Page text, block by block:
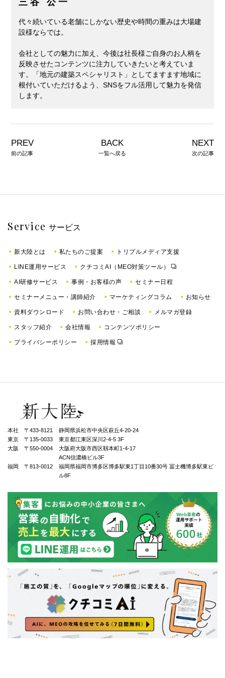
三谷 公一
代々続いている老舗にしかない歴史や時間の重みは大場建
設様ならでは。
会社としての魅力に加え、今後は社長様ご自身のお人柄を
反映させたコンテンツに注力していきたいと考えていま
す。「地元の建築スペシャリスト」としてますます地域に
根付いていただけるよう、SNSをフル活用して魅力を発信
します。
PREV
前の記事
BACK
一覧へ戻る
NEXT
次の記事
Service サービス
新大陸とは 私たちのご提案 トリプルメディア支援
LINE運用サービス クチコミAI（MEO対策ツール）
AI研修サービス 事例・お客様の声 セミナー日程
セミナーメニュー・講師紹介 マーケティングコラム お知らせ
資料ダウンロード お問い合わせ・ご相談 メルマガ登録
スタッフ紹介 会社情報 コンテンツポリシー
プライバシーポリシー 採用情報
本社 〒433-8121
静岡県浜松市中央区萩丘4-20-24
東京 〒135-0033
東京都江東区深川2-4-5 3F
大阪 〒550-0004
⼤阪府⼤阪市⻄区靱本町1-4-17
ACN信濃橋ビル3F
福岡 〒813-0012
福岡県福岡市博多区博多駅東1丁⽬10番30号 冨士機博多駅東ビ
ル8F